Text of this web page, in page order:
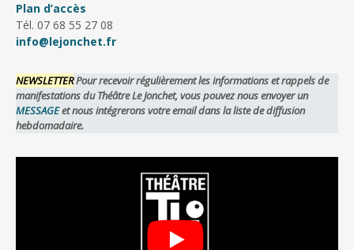
des
Plan d’accès
Tél. 07 68 55 27 08
info@lejonchet.fr
NEWSLETTERPour recevoir régulièrement les informations et rappels de
manifestations du Théâtre Le Jonchet, vous pouvez nous envoyer un
MESSAGEet nous intégrerons votre email dans la liste de diffusion
hebdomadaire.